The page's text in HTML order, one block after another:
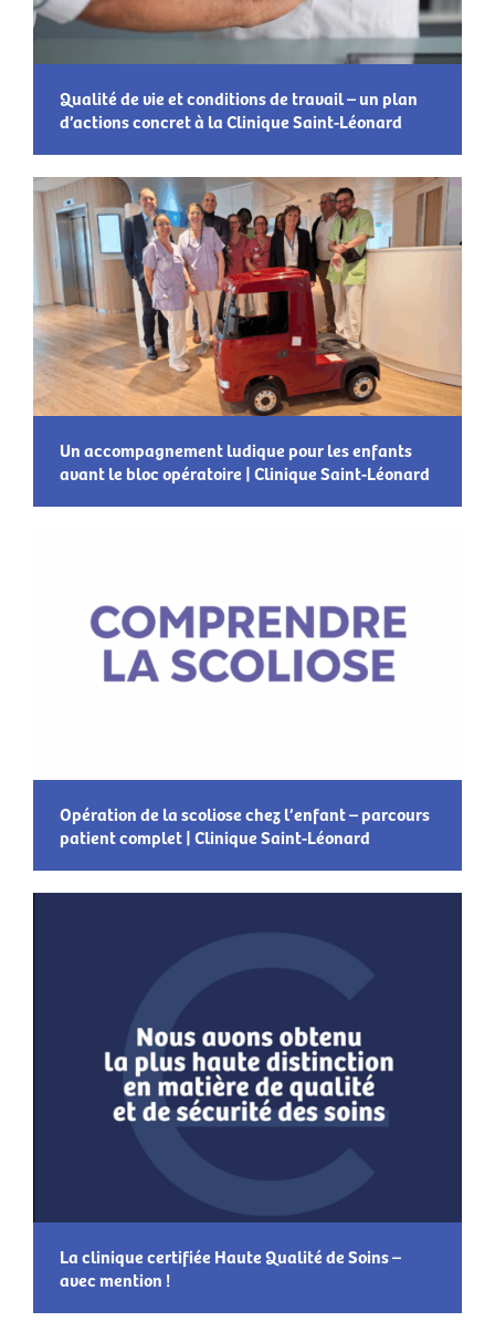
Qualité de vie et conditions de travail – un plan
d’actions concret à la Clinique Saint-Léonard
Un accompagnement ludique pour les enfants
avant le bloc opératoire | Clinique Saint-Léonard
Opération de la scoliose chez l’enfant – parcours
patient complet | Clinique Saint-Léonard
La clinique certifiée Haute Qualité de Soins –
avec mention !